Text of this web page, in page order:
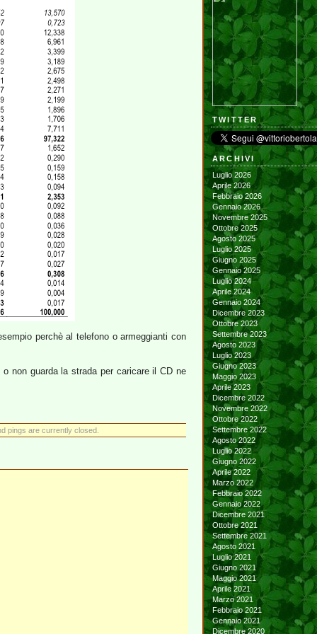
perchè al telefono o armeggianti con
non guarda la strada per caricare il CD ne
pings are currently closed.
TWITTER
ARCHIVI
Luglio 2026
Aprile 2026
Febbraio 2026
Gennaio 2026
Novembre 2025
Ottobre 2025
Agosto 2025
Luglio 2025
Giugno 2025
Gennaio 2025
Luglio 2024
Aprile 2024
Gennaio 2024
Dicembre 2023
Ottobre 2023
Settembre 2023
Agosto 2023
Luglio 2023
Giugno 2023
Maggio 2023
Aprile 2023
Dicembre 2022
Novembre 2022
Ottobre 2022
Settembre 2022
Agosto 2022
Luglio 2022
Giugno 2022
Aprile 2022
Marzo 2022
Febbraio 2022
Gennaio 2022
Dicembre 2021
Ottobre 2021
Settembre 2021
Agosto 2021
Luglio 2021
Giugno 2021
Maggio 2021
Aprile 2021
Marzo 2021
Febbraio 2021
Gennaio 2021
Dicembre 2020